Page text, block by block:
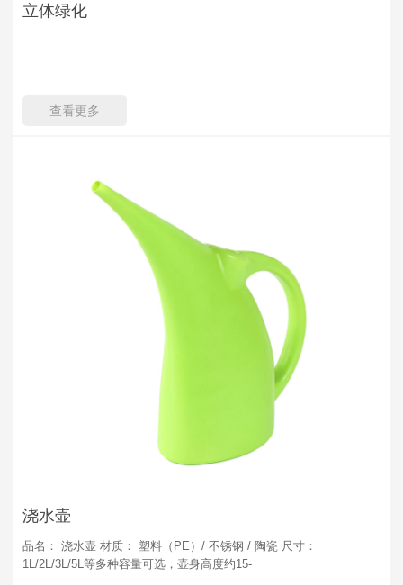
立体绿化
查看更多
浇水壶
品名： 浇水壶 材质： 塑料（PE）/ 不锈钢 / 陶瓷 尺寸：
1L/2L/3L/5L等多种容量可选，壶身高度约15-